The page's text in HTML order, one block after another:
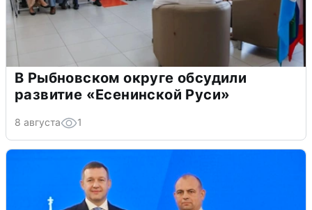
В Рыбновском округе обсудили
развитие «Есенинской Руси»
8 августа 1